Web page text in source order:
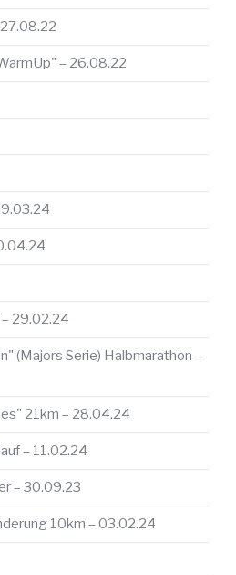
– 26.08.22
29.02.24
(Majors Serie) Halbmarathon –
21km – 28.04.24
– 11.02.24
– 30.09.23
10km – 03.02.24